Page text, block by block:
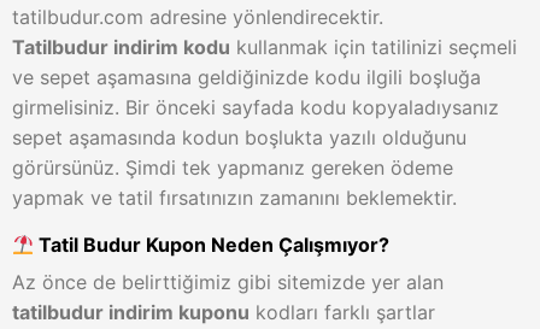
tatilbudur.com adresine yönlendirecektir.
Tatilbudur indirim kodu kullanmak için tatilinizi seçmeli
ve sepet aşamasına geldiğinizde kodu ilgili boşluğa
girmelisiniz. Bir önceki sayfada kodu kopyaladıysanız
sepet aşamasında kodun boşlukta yazılı olduğunu
görürsünüz. Şimdi tek yapmanız gereken ödeme
yapmak ve tatil fırsatınızın zamanını beklemektir.
Tatil Budur Kupon Neden Çalışmıyor?
Az önce de belirttiğimiz gibi sitemizde yer alan
tatilbudur indirim kuponu kodları farklı şartlar